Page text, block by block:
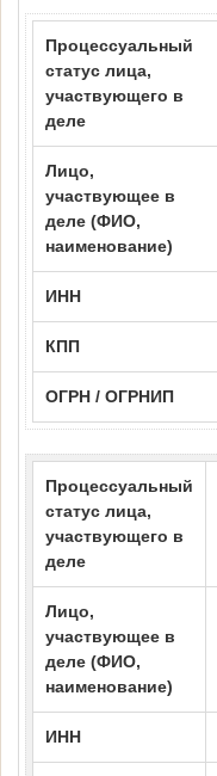
Процессуальный
статус лица,
участвующего в
деле
Лицо,
участвующее в
деле (ФИО,
наименование)
ИНН
КПП
ОГРН / ОГРНИП
Процессуальный
статус лица,
участвующего в
деле
Лицо,
участвующее в
деле (ФИО,
наименование)
ИНН